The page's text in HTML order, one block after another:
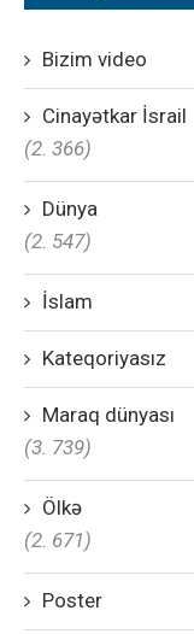
Bizim video
Cinayətkar İsrail
(2. 366)
Dünya
(2. 547)
İslam
Kateqoriyasız
Maraq dünyası
(3. 739)
Ölkə
(2. 671)
Poster